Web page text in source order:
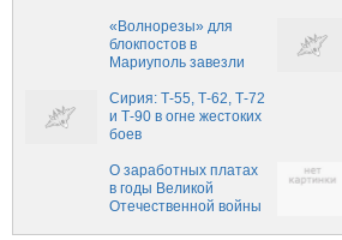
«Волнорезы» для
блокпостов в
Мариуполь завезли
Сирия: Т-55, Т-62, Т-72
и Т-90 в огне жестоких
боев
О заработных платах
в годы Великой
Отечественной войны